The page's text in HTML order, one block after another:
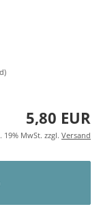
5,80 EUR
19% MwSt. zzgl. Versand